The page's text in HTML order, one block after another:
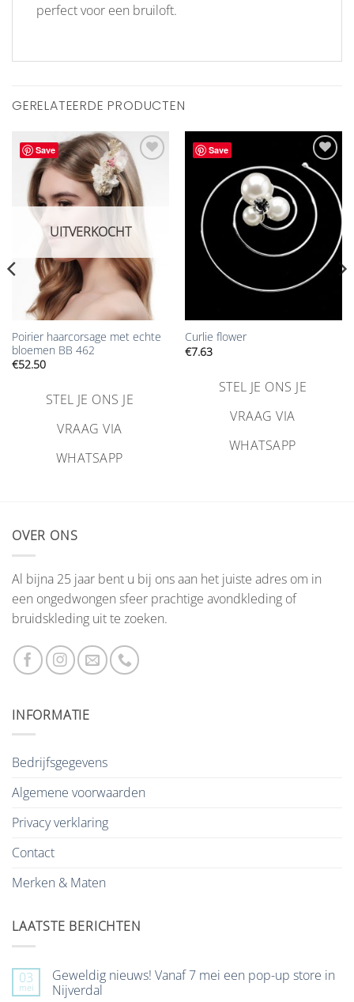
perfect voor een bruiloft.
GERELATEERDE PRODUCTEN
Save
Aan
verlanglijst
toevoegen
UITVERKOCHT
Poirier haarcorsage met echte
bloemen BB 462
€52.50
STEL JE ONS JE
VRAAG VIA
WHATSAPP
Save
Aan
verlanglijst
toevoegen
Curlie flower
€7.63
STEL JE ONS JE
VRAAG VIA
WHATSAPP
OVER ONS
Al bijna 25 jaar bent u bij ons aan het juiste adres om in
een ongedwongen sfeer prachtige avondkleding of
bruidskleding uit te zoeken.
INFORMATIE
Bedrijfsgegevens
Algemene voorwaarden
Privacy verklaring
Contact
Merken & Maten
LAATSTE BERICHTEN
03
mei
Geweldig nieuws! Vanaf 7 mei een pop-up store in
Nijverdal